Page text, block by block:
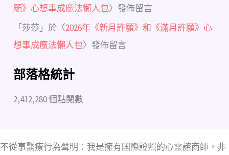
願》心想事成魔法懶人包〉發佈留言
「 莎莎 」於〈2026年《新月許願》和《滿月許願》心
想事成魔法懶人包〉發佈留言
部落格統計
2,412,280 個點閱數
不從事醫療行為聲明：我是擁有國際證照的心靈諮商師，非